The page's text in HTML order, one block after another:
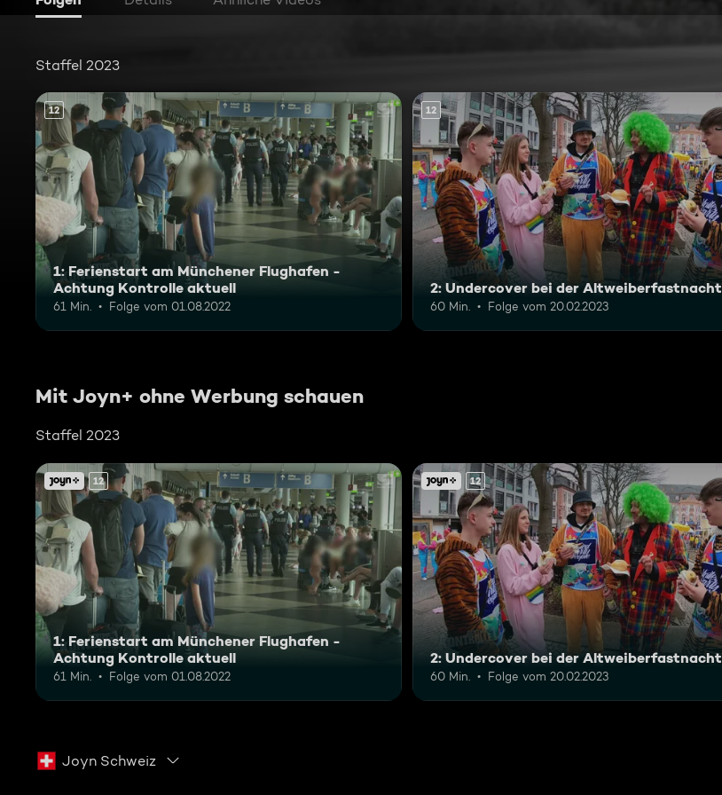
Staffel 2023
12
1: Ferienstart am Münchener Flughafen -
Achtung Kontrolle aktuell
61 Min. Folge vom 01.08.2022
12
2: Undercover bei der Altweiberfastnacht
60 Min. Folge vom 20.02.2023
Mit Joyn+ ohne Werbung schauen
Staffel 2023
12
1: Ferienstart am Münchener Flughafen -
Achtung Kontrolle aktuell
61 Min. Folge vom 01.08.2022
12
2: Undercover bei der Altweiberfastnacht
60 Min. Folge vom 20.02.2023
Joyn Schweiz